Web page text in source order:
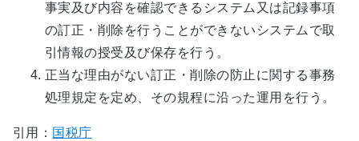
事実及び内容を確認できるシステム又は記録事項
の訂正・削除を行うことができないシステムで取
引情報の授受及び保存を行う。
正当な理由がない訂正・削除の防止に関する事務
処理規定を定め、その規程に沿った運用を行う。
引用： 国税庁